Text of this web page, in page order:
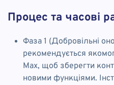
Процес та часові
Фаза 1 (Добровільні
рекомендується
Max, щоб зберегти
новими функціями.